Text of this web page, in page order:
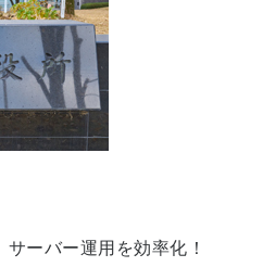
ーバー運用を効率化！